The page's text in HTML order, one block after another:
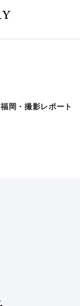
福岡・撮影レポート